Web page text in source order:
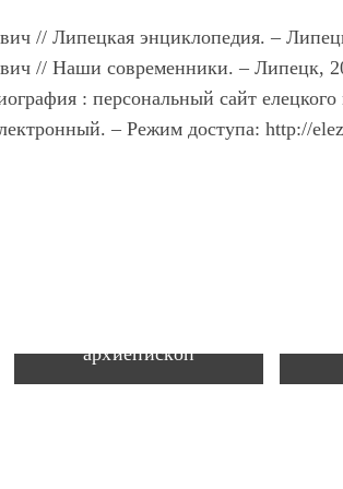
// Липецкая энциклопедия. –
// Наши современники. – Липецк,
: персональный сайт
– Режим доступа: http://
архиепископ